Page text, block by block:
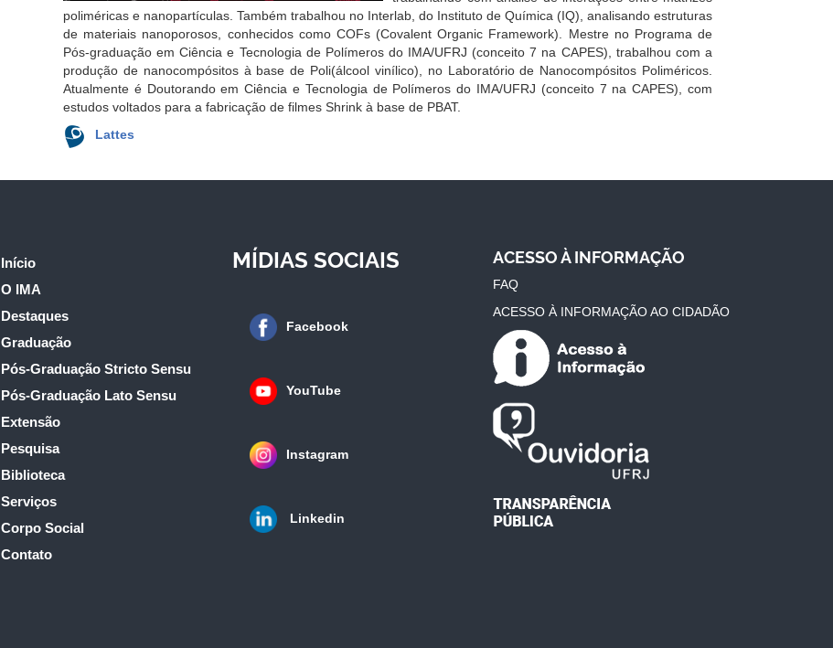
poliméricas e nanopartículas. Também trabalhou no Interlab, do Instituto de Química (IQ), analisando estruturas
de materiais nanoporosos, conhecidos como COFs (Covalent Organic Framework). Mestre no Programa de
Pós-graduação em Ciência e Tecnologia de Polímeros do IMA/UFRJ (conceito 7 na CAPES), trabalhou com a
produção de nanocompósitos à base de Poli(álcool vinílico), no Laboratório de Nanocompósitos Poliméricos.
Atualmente é Doutorando em Ciência e Tecnologia de Polímeros do IMA/UFRJ (conceito 7 na CAPES), com
estudos voltados para a fabricação de filmes Shrink à base de PBAT.
Lattes
Início
O IMA
Destaques
Graduação
Pós-Graduação Stricto Sensu
Pós-Graduação Lato Sensu
Extensão
Pesquisa
Biblioteca
Serviços
Corpo Social
Contato
MÍDIAS SOCIAIS
Facebook
YouTube
Instagram
Linkedin
ACESSO À INFORMAÇÃO
FAQ
ACESSO À INFORMAÇÃO AO CIDADÃO